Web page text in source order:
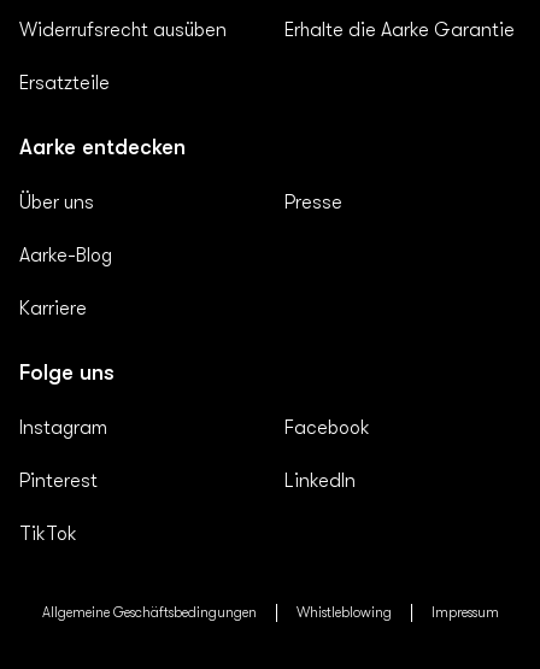
Widerrufsrecht ausüben
Ersatzteile
Erhalte die Aarke Garantie
Aarke entdecken
Über uns
Aarke-Blog
Karriere
Presse
Folge uns
Instagram
Pinterest
TikTok
Facebook
LinkedIn
Allgemeine Geschäftsbedingungen Whistleblowing Impressum